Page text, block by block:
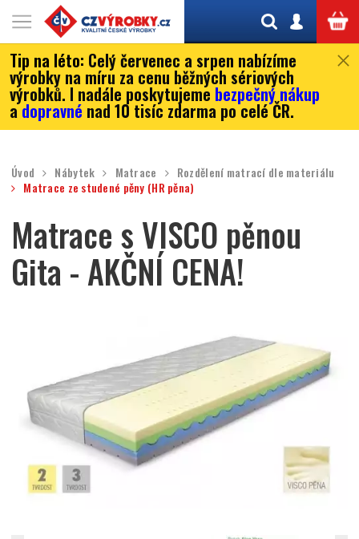
Tip na léto: Celý červenec a srpen nabízíme
výrobky na míru za cenu běžných sériových
výrobků. I nadále poskytujeme bezpečný nákup
adopravné nad 10 tisíc zdarma po celé ČR.
Úvod Nábytek Matrace
Rozdělení matrací dle materiálu
Matrace ze studené pěny (HR pěna)
Matrace s VISCO pěnou
Gita - AKČNÍ CENA!